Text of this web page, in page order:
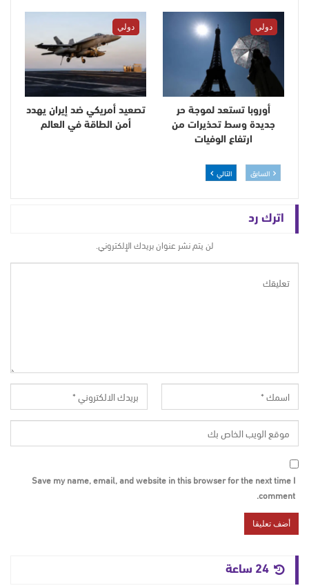
دولي
أوروبا تستعد لموجة حر
جديدة وسط تحذيرات من
ارتفاع الوفيات
دولي
تصعيد أمريكي ضد إيران يهدد
أمن الطاقة في العالم
السابق التالي
اترك رد
لن يتم نشر عنوان بريدك الإلكتروني.
Save my name, email, and website in this browser for the next time I
comment.